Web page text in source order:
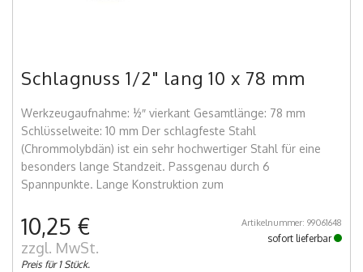
Schlagnuss 1/2" lang 10 x 78 mm
Werkzeugaufnahme: ½″ vierkant Gesamtlänge: 78 mm
Schlüsselweite: 10 mm Der schlagfeste Stahl
(Chrommolybdän) ist ein sehr hochwertiger Stahl für eine
besonders lange Standzeit. Passgenau durch 6
Spannpunkte. Lange Konstruktion zum
10,25 €
zzgl. MwSt.
Preis für 1 Stück.
Artikelnummer: 99061648
sofort lieferbar